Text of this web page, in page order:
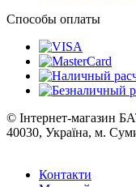
Способы оплаты
© Інтернет-магазин
40030, Україна, м.
Контакти